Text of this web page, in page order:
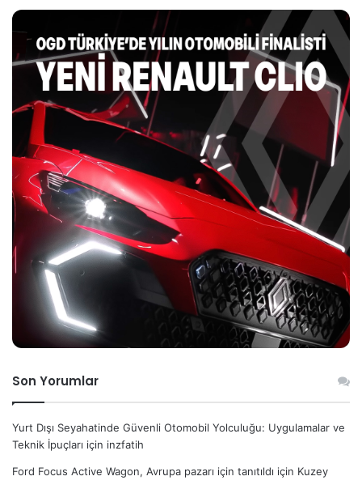
Son Yorumlar
Yurt Dışı Seyahatinde Güvenli Otomobil Yolculuğu: Uygulamalar ve
Teknik İpuçları için inzfatih
Ford Focus Active Wagon, Avrupa pazarı için tanıtıldı için Kuzey